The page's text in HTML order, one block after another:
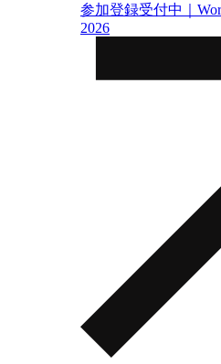
参加登録受付中｜
2026